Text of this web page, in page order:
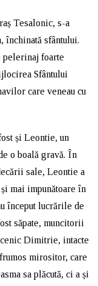
Tesalonic, s-a
închinată sfântului.
pelerinaj foarte
Sfântului
care veneau cu
și Leontie, un
o boală gravă. În
sale, Leontie a
mai impunătoare în
început lucrările de
săpate, muncitorii
Dimitrie, intacte
mirositor, care
sa plăcută, ci a și